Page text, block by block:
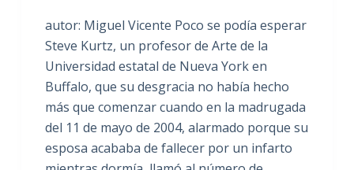
autor: Miguel Vicente Poco se podía esperar
Steve Kurtz, un profesor de Arte de la
Universidad estatal de Nueva York en
Buffalo, que su desgracia no había hecho
más que comenzar cuando en la madrugada
del 11 de mayo de 2004, alarmado porque su
esposa acababa de fallecer por un infarto